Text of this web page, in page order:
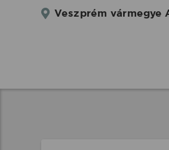
Veszprém vármegye